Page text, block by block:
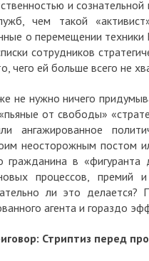
и сознательной
чем такой
о перемещении
сотрудников
чего ей больше всего не
не нужно ничего
от свободы»
ангажированное
неосторожным постом
гражданина в
процессов, премий
ли это
агента и гораздо
Стриптиз перед